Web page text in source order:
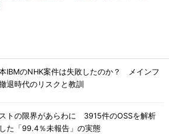
IBMのNHK案件は失敗したのか？ メインフ
退時代のリスクと教訓
トの限界があらわに 3915件のOSSを解析
た「99.4％未報告」の実態